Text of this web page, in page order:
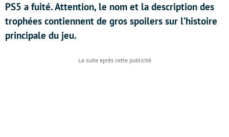
PS5 a fuité. Attention, le nom et la description des
trophées contiennent de gros spoilers sur l’histoire
principale du jeu.